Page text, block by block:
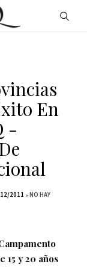
En
-
2011
NO HAY
15 y 20 años